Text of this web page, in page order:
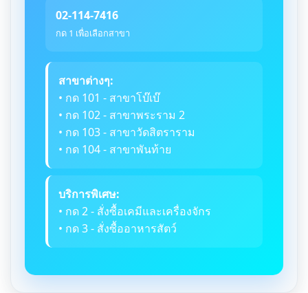
02-114-7416
กด 1 เพื่อเลือกสาขา
สาขาต่างๆ:
• กด 101 - สาขาโบ๊เบ๊
• กด 102 - สาขาพระราม 2
• กด 103 - สาขาวัดสิตราราม
• กด 104 - สาขาพันท้าย
บริการพิเศษ:
• กด 2 - สั่งซื้อเคมีและเครื่องจักร
• กด 3 - สั่งซื้ออาหารสัตว์